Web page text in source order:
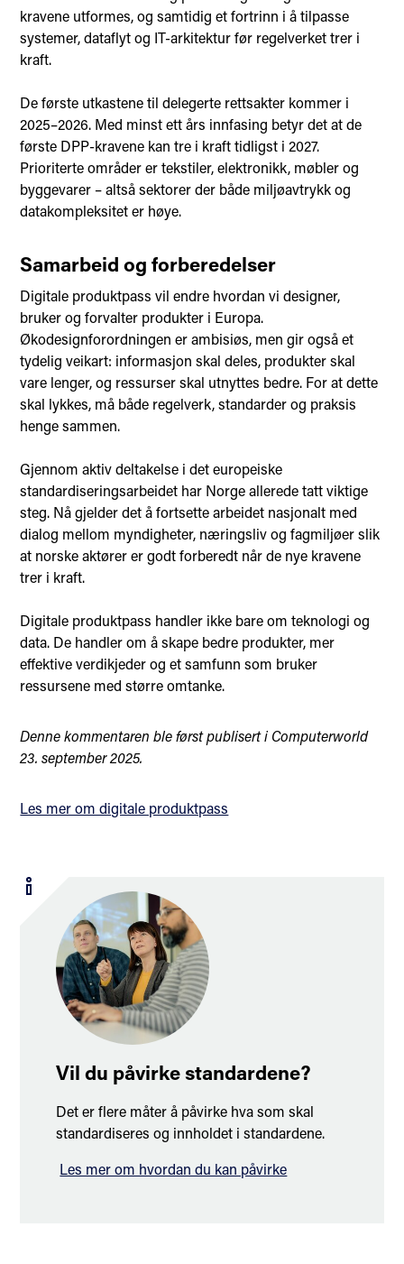
kravene utformes, og samtidig et fortrinn i å tilpasse
systemer, dataflyt og IT-arkitektur før regelverket trer i
kraft.
De første utkastene til delegerte rettsakter kommer i
2025–2026. Med minst ett års innfasing betyr det at de
første DPP-kravene kan tre i kraft tidligst i 2027.
Prioriterte områder er tekstiler, elektronikk, møbler og
byggevarer – altså sektorer der både miljøavtrykk og
datakompleksitet er høye.
Samarbeid og forberedelser
Digitale produktpass vil endre hvordan vi designer,
bruker og forvalter produkter i Europa.
Økodesignforordningen er ambisiøs, men gir også et
tydelig veikart: informasjon skal deles, produkter skal
vare lenger, og ressurser skal utnyttes bedre. For at dette
skal lykkes, må både regelverk, standarder og praksis
henge sammen.
Gjennom aktiv deltakelse i det europeiske
standardiseringsarbeidet har Norge allerede tatt viktige
steg. Nå gjelder det å fortsette arbeidet nasjonalt med
dialog mellom myndigheter, næringsliv og fagmiljøer slik
at norske aktører er godt forberedt når de nye kravene
trer i kraft.
Digitale produktpass handler ikke bare om teknologi og
data. De handler om å skape bedre produkter, mer
effektive verdikjeder og et samfunn som bruker
ressursene med større omtanke.
Denne kommentaren ble først publisert i Computerworld
23. september 2025.
Les mer om digitale produktpass
Vil du påvirke standardene?
Det er flere måter å påvirke hva som skal
standardiseres og innholdet i standardene.
Les mer om hvordan du kan påvirke